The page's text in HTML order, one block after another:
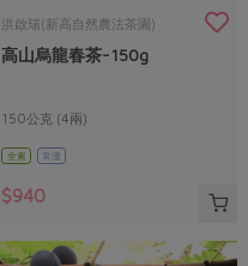
洪啟瑞(新高自然農法茶園)
高山烏龍春茶-150g
150公克 (4兩)
全素 常溫
$940